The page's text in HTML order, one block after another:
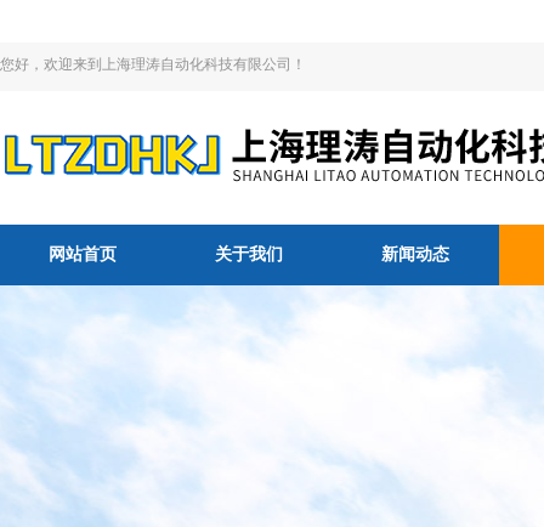
您好，欢迎来到上海理涛自动化科技有限公司！
网站首页 关于我们 新闻动态